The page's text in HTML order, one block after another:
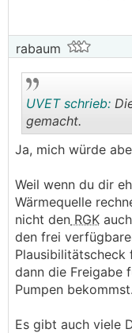
rabaum
UVET schrieb:
gemacht.
Ja, mich würde
Weil wenn du dir
Wärmequelle
nicht den RGK
den frei
Plausibilitätscheck
dann die Freigabe
Pumpen bekommst.
Es gibt auch viele